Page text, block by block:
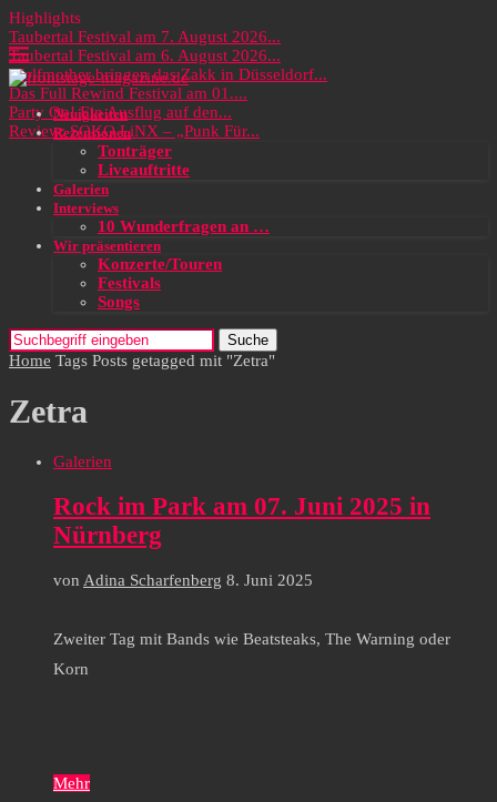
Highlights
Taubertal Festival am 7. August 2026...
Taubertal Festival am 6. August 2026...
Wolfmother bringen das Zakk in Düsseldorf...
Das Full Rewind Festival am 01....
Party On! Ein Ausflug auf den...
Review: SOKO LiNX – „Punk Für...
Neuigkeiten
Rezensionen
Tonträger
Liveauftritte
Galerien
Interviews
10 Wunderfragen an …
Wir präsentieren
Konzerte/Touren
Festivals
Songs
Suche
Home Tags Posts getagged mit "Zetra"
Zetra
Galerien
Rock im Park am 07. Juni 2025 in
Nürnberg
von Adina Scharfenberg 8. Juni 2025
Zweiter Tag mit Bands wie Beatsteaks, The Warning oder
Korn
Mehr